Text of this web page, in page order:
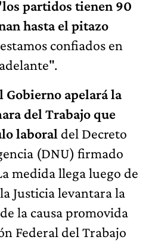
partidos tienen 90
hasta el pitazo
confiados en
Gobierno apelará la
del Trabajo que
laboral del Decreto
(DNU) firmado
medida llega luego de
Justicia levantara la
la causa promovida
Federal del Trabajo